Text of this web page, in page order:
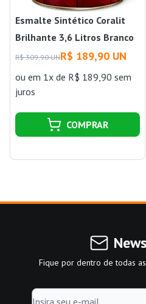
Esmalte Sintético Coralit
Brilhante 3,6 Litros Branco
Coral
R$ 309,90 UNR$ 189,90 UN
ou em 1x de R$ 189,90 sem
juros
COMPRAR
Fique por dentro de todas